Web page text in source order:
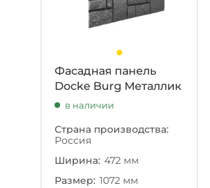
Фасадная панель
Docke Burg Металлик
в наличии
Страна производства:
Россия
Ширина: 472 мм
Размер: 1072 мм